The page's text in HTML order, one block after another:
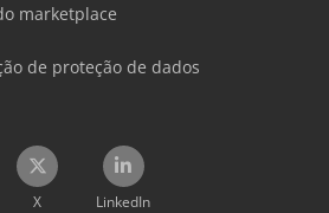
marketplace
de proteção de dados
X LinkedIn